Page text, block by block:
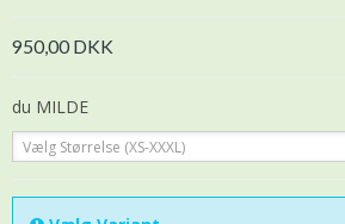
950,00 DKK
du MILDE
Vælg Størrelse (XS-XXXL)